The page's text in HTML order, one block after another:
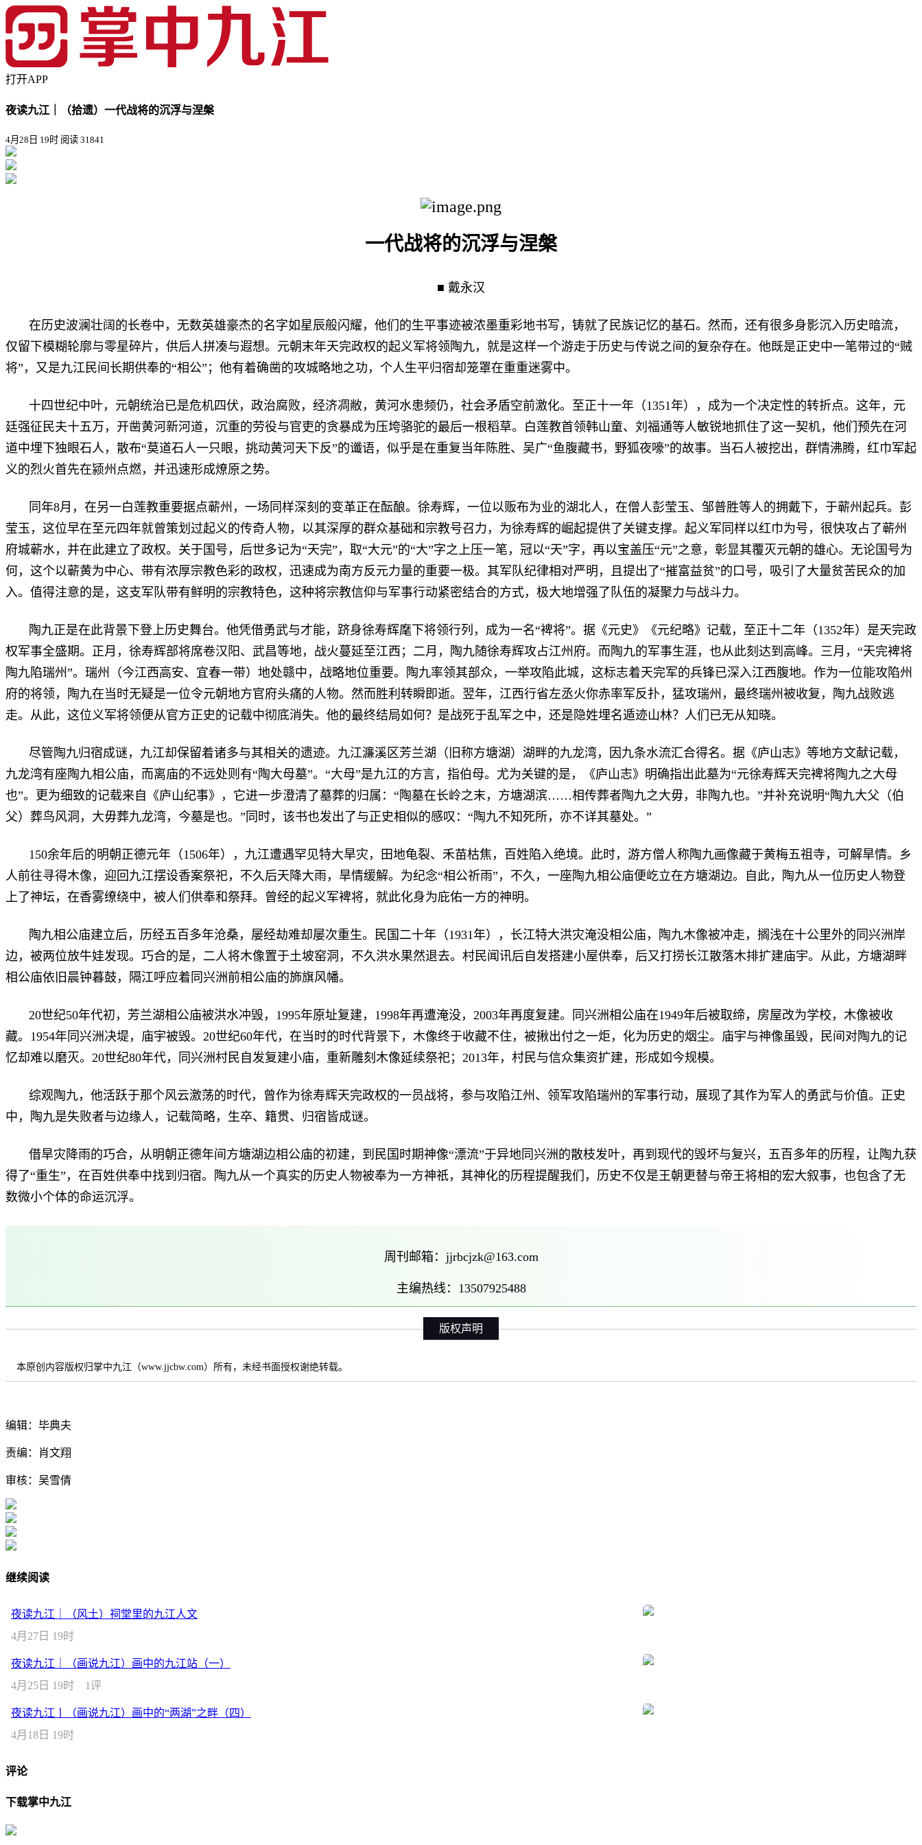
打开APP
夜读九江｜（拾遗）一代战将的沉浮与涅槃
4月28日 19时 阅读 31841
一代战将的沉浮与涅槃
■ 戴永汉
在历史波澜壮阔的长卷中，无数英雄豪杰的名字如星辰般闪耀，他们的生平事迹被浓墨重彩地书写，铸就了民族记忆的基石。然而，还有很多身影沉入历史暗流，
仅留下模糊轮廓与零星碎片，供后人拼凑与遐想。元朝末年天完政权的起义军将领陶九，就是这样一个游走于历史与传说之间的复杂存在。他既是正史中一笔带过的“贼
将”，又是九江民间长期供奉的“相公”；他有着确凿的攻城略地之功，个人生平归宿却笼罩在重重迷雾中。
十四世纪中叶，元朝统治已是危机四伏，政治腐败，经济凋敝，黄河水患频仍，社会矛盾空前激化。至正十一年（1351年），成为一个决定性的转折点。这年，元
廷强征民夫十五万，开凿黄河新河道，沉重的劳役与官吏的贪暴成为压垮骆驼的最后一根稻草。白莲教首领韩山童、刘福通等人敏锐地抓住了这一契机，他们预先在河
道中埋下独眼石人，散布“莫道石人一只眼，挑动黄河天下反”的谶语，似乎是在重复当年陈胜、吴广“鱼腹藏书，野狐夜嚎”的故事。当石人被挖出，群情沸腾，红巾军起
义的烈火首先在颍州点燃，并迅速形成燎原之势。
同年8月，在另一白莲教重要据点蕲州，一场同样深刻的变革正在酝酿。徐寿辉，一位以贩布为业的湖北人，在僧人彭莹玉、邹普胜等人的拥戴下，于蕲州起兵。彭
莹玉，这位早在至元四年就曾策划过起义的传奇人物，以其深厚的群众基础和宗教号召力，为徐寿辉的崛起提供了关键支撑。起义军同样以红巾为号，很快攻占了蕲州
府城蕲水，并在此建立了政权。关于国号，后世多记为“天完”，取“大元”的“大”字之上压一笔，冠以“天”字，再以宝盖压“元”之意，彰显其覆灭元朝的雄心。无论国号为
何，这个以蕲黄为中心、带有浓厚宗教色彩的政权，迅速成为南方反元力量的重要一极。其军队纪律相对严明，且提出了“摧富益贫”的口号，吸引了大量贫苦民众的加
入。值得注意的是，这支军队带有鲜明的宗教特色，这种将宗教信仰与军事行动紧密结合的方式，极大地增强了队伍的凝聚力与战斗力。
陶九正是在此背景下登上历史舞台。他凭借勇武与才能，跻身徐寿辉麾下将领行列，成为一名“裨将”。据《元史》《元纪略》记载，至正十二年（1352年）是天完政
权军事全盛期。正月，徐寿辉部将席卷汉阳、武昌等地，战火蔓延至江西；二月，陶九随徐寿辉攻占江州府。而陶九的军事生涯，也从此刻达到高峰。三月，“天完裨将
陶九陷瑞州”。瑞州（今江西高安、宜春一带）地处赣中，战略地位重要。陶九率领其部众，一举攻陷此城，这标志着天完军的兵锋已深入江西腹地。作为一位能攻陷州
府的将领，陶九在当时无疑是一位令元朝地方官府头痛的人物。然而胜利转瞬即逝。翌年，江西行省左丞火你赤率军反扑，猛攻瑞州，最终瑞州被收复，陶九战败逃
走。从此，这位义军将领便从官方正史的记载中彻底消失。他的最终结局如何？是战死于乱军之中，还是隐姓埋名遁迹山林？人们已无从知晓。
尽管陶九归宿成谜，九江却保留着诸多与其相关的遗迹。九江濂溪区芳兰湖（旧称方塘湖）湖畔的九龙湾，因九条水流汇合得名。据《庐山志》等地方文献记载，
九龙湾有座陶九相公庙，而离庙的不远处则有“陶大母墓”。“大母”是九江的方言，指伯母。尤为关键的是，《庐山志》明确指出此墓为“元徐寿辉天完裨将陶九之大母
也”。更为细致的记载来自《庐山纪事》，它进一步澄清了墓葬的归属：“陶墓在长岭之末，方塘湖滨……相传葬者陶九之大毋，非陶九也。”并补充说明“陶九大父（伯
父）葬鸟风洞，大毋葬九龙湾，今墓是也。”同时，该书也发出了与正史相似的感叹：“陶九不知死所，亦不详其墓处。”
150余年后的明朝正德元年（1506年），九江遭遇罕见特大旱灾，田地龟裂、禾苗枯焦，百姓陷入绝境。此时，游方僧人称陶九画像藏于黄梅五祖寺，可解旱情。乡
人前往寻得木像，迎回九江摆设香案祭祀，不久后天降大雨，旱情缓解。为纪念“相公祈雨”，不久，一座陶九相公庙便屹立在方塘湖边。自此，陶九从一位历史人物登
上了神坛，在香雾缭绕中，被人们供奉和祭拜。曾经的起义军裨将，就此化身为庇佑一方的神明。
陶九相公庙建立后，历经五百多年沧桑，屡经劫难却屡次重生。民国二十年（1931年），长江特大洪灾淹没相公庙，陶九木像被冲走，搁浅在十公里外的同兴洲岸
边，被两位放牛娃发现。巧合的是，二人将木像置于土坡窑洞，不久洪水果然退去。村民闻讯后自发搭建小屋供奉，后又打捞长江散落木排扩建庙宇。从此，方塘湖畔
相公庙依旧晨钟暮鼓，隔江呼应着同兴洲前相公庙的斾旗风幡。
20世纪50年代初，芳兰湖相公庙被洪水冲毁， 1995年原址复建， 1998年再遭淹没， 2003年再度复建。同兴洲相公庙在1949年后被取缔，房屋改为学校，木像被收
藏。 1954年同兴洲决堤，庙宇被毁。 20世纪60年代，在当时的时代背景下，木像终于收藏不住，被揪出付之一炬，化为历史的烟尘。庙宇与神像虽毁，民间对陶九的记
忆却难以磨灭。 20世纪80年代，同兴洲村民自发复建小庙，重新雕刻木像延续祭祀； 2013年，村民与信众集资扩建，形成如今规模。
综观陶九，他活跃于那个风云激荡的时代，曾作为徐寿辉天完政权的一员战将，参与攻陷江州、领军攻陷瑞州的军事行动，展现了其作为军人的勇武与价值。正史
中，陶九是失败者与边缘人，记载简略，生卒、籍贯、归宿皆成谜。
借旱灾降雨的巧合，从明朝正德年间方塘湖边相公庙的初建，到民国时期神像“漂流”于异地同兴洲的散枝发叶，再到现代的毁坏与复兴，五百多年的历程，让陶九获
得了“重生”，在百姓供奉中找到归宿。陶九从一个真实的历史人物被奉为一方神祇，其神化的历程提醒我们，历史不仅是王朝更替与帝王将相的宏大叙事，也包含了无
数微小个体的命运沉浮。
周刊邮箱：jjrbcjzk@163.com
主编热线：13507925488
版权声明
本原创内容版权归掌中九江（www.jjcbw.com）所有，未经书面授权谢绝转载。
编辑：毕典夫
责编：肖文翔
审核：吴雪倩
继续阅读
夜读九江｜（风土）祠堂里的九江人文
4月27日 19时
夜读九江｜（画说九江）画中的九江站（一）
4月25日 19时
1评
夜读九江丨（画说九江）画中的“两湖”之畔（四）
4月18日 19时
评论
下载掌中九江